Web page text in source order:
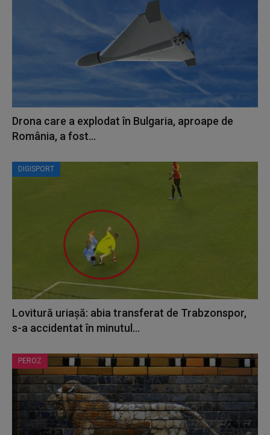
Drona care a explodat în Bulgaria, aproape de
România, a fost...
DIGISPORT
Lovitură uriașă: abia transferat de Trabzonspor,
s-a accidentat în minutul...
PEROZ